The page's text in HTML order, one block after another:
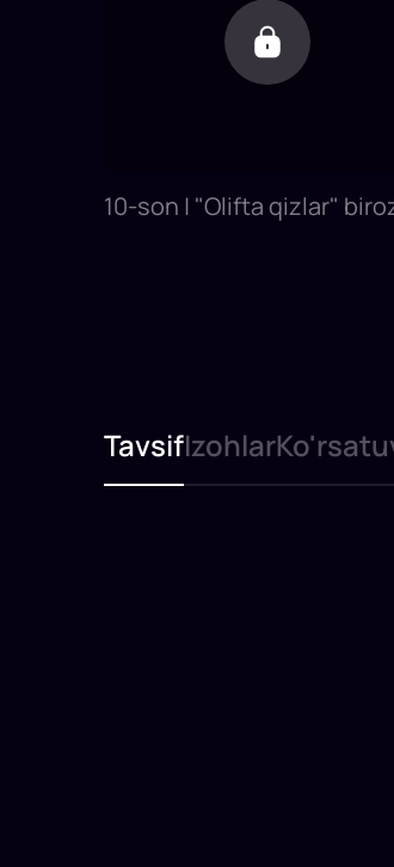
10-son | "Olifta qizlar"
TavsifIzohlar